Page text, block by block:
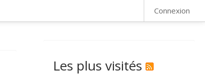
Connexion
Les plus visités